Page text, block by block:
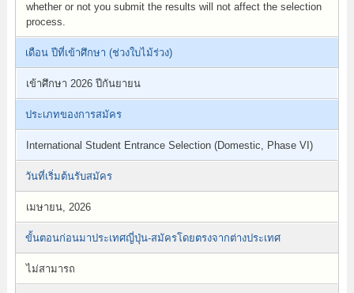
whether or not you submit the results will not affect the selection
process.
เดือน ปีที่เข้าศึกษา (ช่วงใบไม้ร่วง)
เข้าศึกษา 2026 ปีกันยายน
ประเภทของการสมัคร
International Student Entrance Selection (Domestic, Phase VI)
วันที่เริ่มต้นรับสมัคร
เมษายน, 2026
ขั้นตอนก่อนมาประเทศญี่ปุ่น-สมัครโดยตรงจากต่างประเทศ
ไม่สามารถ